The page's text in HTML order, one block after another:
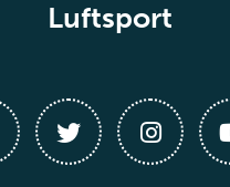
Luftsport